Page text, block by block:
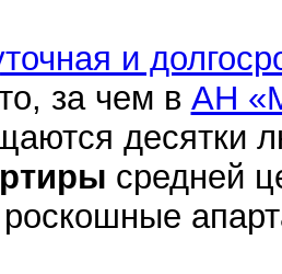
и
за чем в АН
десятки
средней
роскошные